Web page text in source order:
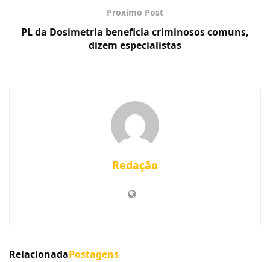
Proximo Post
PL da Dosimetria beneficia criminosos comuns,
dizem especialistas
Redação
RelacionadaPostagens